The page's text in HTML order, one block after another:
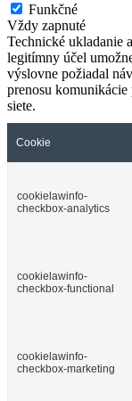
Funkčné
Vždy zapnuté
Technické ukladanie
legitímny účel
výslovne požiadal
prenosu
siete.
Cookie
cookielawinfo-
checkbox-analytics
cookielawinfo-
checkbox-functional
cookielawinfo-
checkbox-marketing